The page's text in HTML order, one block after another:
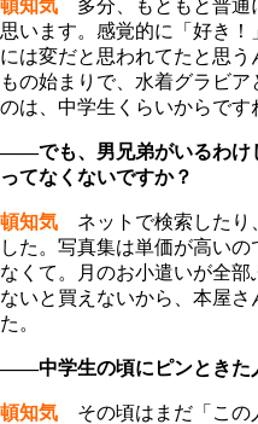
頓知気 多分、もともと普通
思います。感覚的に「好き
には変だと思われてたと思
もの始まりで、水着グラビ
のは、中学生くらいからです
――でも、男兄弟がいるわけ
ってなくないですか？
頓知気 ネットで検索したり
した。写真集は単価が高い
なくて。月のお小遣いが全
ないと買えないから、本屋
た。
――中学生の頃にピンときた
頓知気 その頃はまだ「この